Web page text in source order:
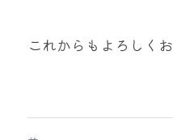
これからもよろしく